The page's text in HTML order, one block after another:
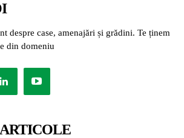
despre case, amenajări și grădini. Te ținem
din domeniu